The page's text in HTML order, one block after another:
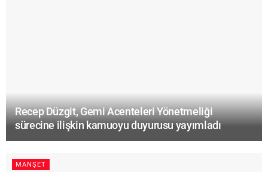
Recep Düzgit, Gemi Acenteleri Yönetmeliği
sürecine ilişkin kamuoyu duyurusu yayımladı
MANŞET